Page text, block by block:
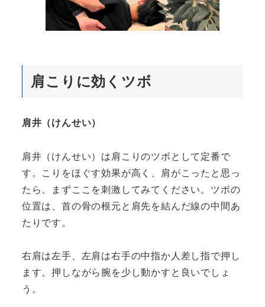
肩こりに効くツボ
肩井（けんせい）
肩井（けんせい）は肩こりのツボとして定番で
す。こりをほぐす効果が高く、肩がこったと思っ
たら、まずここを刺激してみてください。ツボの
位置は、首の骨の根元と肩先を結んだ線の中間あ
たりです。
右肩は左手、左肩は右手の中指か人差し指で押し
ます。押しながら腕を少し動かすと良いでしょ
う。